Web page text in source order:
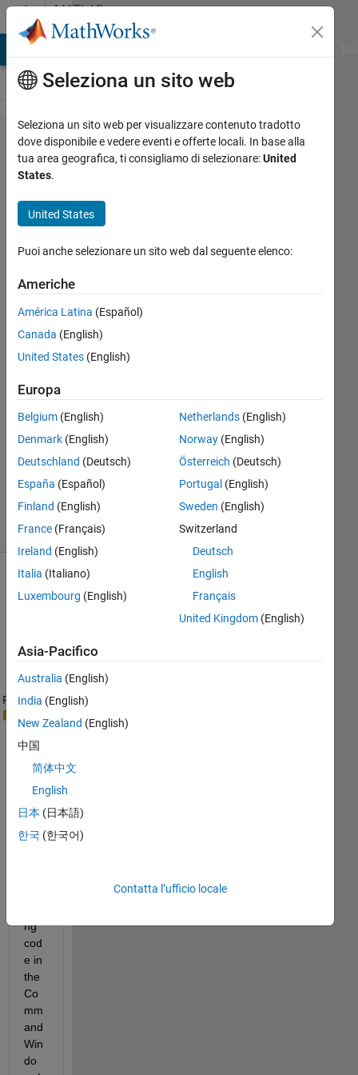
Vai al contenutoMATLAB
Answers
How do I add
transparency
the Live
Martin
17 Feb
2024
4
accettata
Aggiornato
1 Mar 2024
26
Visualizzazioni
(30 giorni)
Ran in:
H
y
,
if I
ng
cod
e in
the
Co
mm
and
Win
do
Seleziona un sito web
Seleziona un sito web per visualizzare contenuto tradotto
dove disponibile e vedere eventi e offerte locali. In base alla
tua area geografica, ti consigliamo di selezionare:United
States.
United States
Puoi anche selezionare un sito web dal seguente elenco:
Americhe
América Latina (Español)
Canada (English)
United States (English)
Europa
Belgium (English)
Denmark (English)
Deutschland (Deutsch)
España (Español)
Finland (English)
France (Français)
Ireland (English)
Italia (Italiano)
Luxembourg (English)
Netherlands(English)
Norway(English)
Österreich (Deutsch)
Portugal (English)
Sweden (English)
Switzerland
Deutsch
English
Français
United Kingdom(English)
Asia-Pacifico
Australia (English)
India (English)
New Zealand (English)
中国
简体中文
English
日本 (日本語)
한국 (한국어)
Contatta l’ufficio locale